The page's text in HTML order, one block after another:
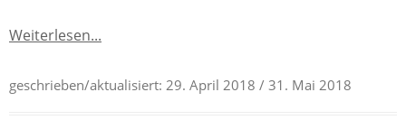
Weiterlesen...
geschrieben/aktualisiert: 29. April 2018 / 31. Mai 2018